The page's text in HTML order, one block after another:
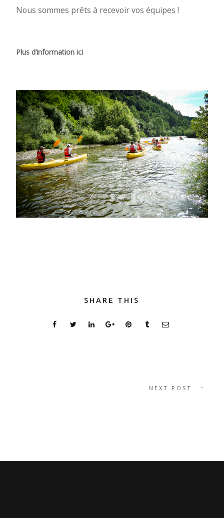
Nous sommes prêts à recevoir vos équipes !
Plus d’information ici
SHARE THIS
NEXT POST